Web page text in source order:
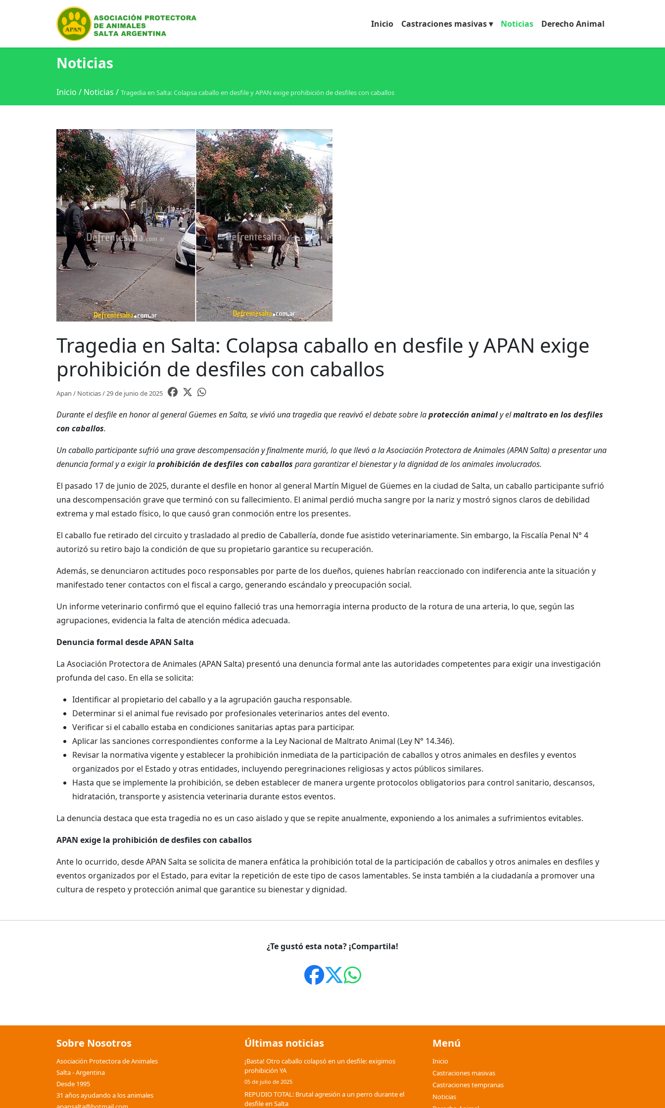
Inicio Castraciones masivas Noticias Derecho Animal
Noticias
Inicio / Noticias / Tragedia en Salta: Colapsa caballo en desfile y APAN exige prohibición de desfiles con caballos
Tragedia en Salta: Colapsa caballo en desfile y APAN exige
prohibición de desfiles con caballos
Apan / Noticias / 29 de junio de 2025
Durante el desfile en honor al general Güemes en Salta, se vivió una tragedia que reavivó el debate sobre laprotección animaly elmaltrato en los desfiles
con caballos.
Un caballo participante sufrió una grave descompensación y finalmente murió, lo que llevó a la Asociación Protectora de Animales (APAN Salta) a presentar una
denuncia formal y a exigir laprohibición de desfiles con caballos para garantizar el bienestar y la dignidad de los animales involucrados.
El pasado 17 de junio de 2025, durante el desfile en honor al general Martín Miguel de Güemes en la ciudad de Salta, un caballo participante sufrió
una descompensación grave que terminó con su fallecimiento. El animal perdió mucha sangre por la nariz y mostró signos claros de debilidad
extrema y mal estado físico, lo que causó gran conmoción entre los presentes.
El caballo fue retirado del circuito y trasladado al predio de Caballería, donde fue asistido veterinariamente. Sin embargo, la Fiscalía Penal N° 4
autorizó su retiro bajo la condición de que su propietario garantice su recuperación.
Además, se denunciaron actitudes poco responsables por parte de los dueños, quienes habrían reaccionado con indiferencia ante la situación y
manifestado tener contactos con el fiscal a cargo, generando escándalo y preocupación social.
Un informe veterinario confirmó que el equino falleció tras una hemorragia interna producto de la rotura de una arteria, lo que, según las
agrupaciones, evidencia la falta de atención médica adecuada.
Denuncia formal desde APAN Salta
La Asociación Protectora de Animales (APAN Salta) presentó una denuncia formal ante las autoridades competentes para exigir una investigación
profunda del caso. En ella se solicita:
Identificar al propietario del caballo y a la agrupación gaucha responsable.
Determinar si el animal fue revisado por profesionales veterinarios antes del evento.
Verificar si el caballo estaba en condiciones sanitarias aptas para participar.
Aplicar las sanciones correspondientes conforme a la Ley Nacional de Maltrato Animal (Ley N° 14.346).
Revisar la normativa vigente y establecer la prohibición inmediata de la participación de caballos y otros animales en desfiles y eventos
organizados por el Estado y otras entidades, incluyendo peregrinaciones religiosas y actos públicos similares.
Hasta que se implemente la prohibición, se deben establecer de manera urgente protocolos obligatorios para control sanitario, descansos,
hidratación, transporte y asistencia veterinaria durante estos eventos.
La denuncia destaca que esta tragedia no es un caso aislado y que se repite anualmente, exponiendo a los animales a sufrimientos evitables.
APAN exige la prohibición de desfiles con caballos
Ante lo ocurrido, desde APAN Salta se solicita de manera enfática la prohibición total de la participación de caballos y otros animales en desfiles y
eventos organizados por el Estado, para evitar la repetición de este tipo de casos lamentables. Se insta también a la ciudadanía a promover una
cultura de respeto y protección animal que garantice su bienestar y dignidad.
¿Te gustó esta nota? ¡Compartila!
Sobre Nosotros
Asociación Protectora de Animales
Salta - Argentina
Desde 1995
31 años ayudando a los animales
Últimas noticias
¡Basta! Otro caballo colapsó en un desfile: exigimos
prohibición YA
05 de julio de 2025
REPUDIO TOTAL: Brutal agresión a un perro durante el
desfile en Salta
Menú
Inicio
Castraciones masivas
Castraciones tempranas
Noticias